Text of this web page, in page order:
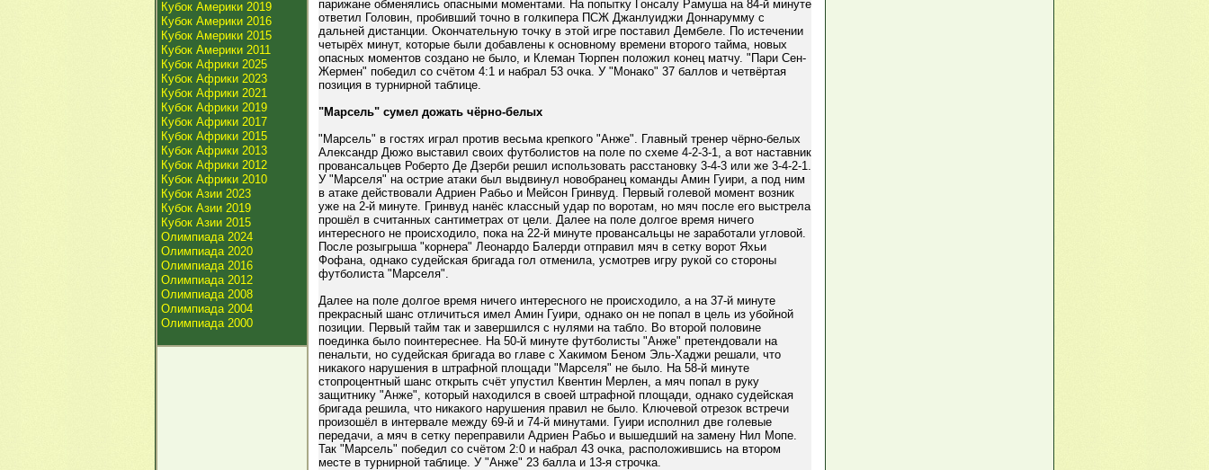
Кубок Америки 2019
Кубок Америки 2016
Кубок Америки 2015
Кубок Америки 2011
Кубок Африки 2025
Кубок Африки 2023
Кубок Африки 2021
Кубок Африки 2019
Кубок Африки 2017
Кубок Африки 2015
Кубок Африки 2013
Кубок Африки 2012
Кубок Африки 2010
Кубок Азии 2023
Кубок Азии 2019
Кубок Азии 2015
Олимпиада 2024
Олимпиада 2020
Олимпиада 2016
Олимпиада 2012
Олимпиада 2008
Олимпиада 2004
Олимпиада 2000
парижане обменялись опасными моментами. На попытку Гонсалу Рамуша на 84-й минуте
ответил Головин, пробивший точно в голкипера ПСЖ Джанлуиджи Доннарумму с
дальней дистанции. Окончательную точку в этой игре поставил Дембеле. По истечении
четырёх минут, которые были добавлены к основному времени второго тайма, новых
опасных моментов создано не было, и Клеман Тюрпен положил конец матчу. "Пари Сен-
Жермен" победил со счётом 4:1 и набрал 53 очка. У "Монако" 37 баллов и четвёртая
позиция в турнирной таблице.
"Марсель" сумел дожать чёрно-белых
"Марсель" в гостях играл против весьма крепкого "Анже". Главный тренер чёрно-белых
Александр Дюжо выставил своих футболистов на поле по схеме 4-2-3-1, а вот наставник
провансальцев Роберто Де Дзерби решил использовать расстановку 3-4-3 или же 3-4-2-1.
У "Марселя" на острие атаки был выдвинул новобранец команды Амин Гуири, а под ним
в атаке действовали Адриен Рабьо и Мейсон Гринвуд. Первый голевой момент возник
уже на 2-й минуте. Гринвуд нанёс классный удар по воротам, но мяч после его выстрела
прошёл в считанных сантиметрах от цели. Далее на поле долгое время ничего
интересного не происходило, пока на 22-й минуте провансальцы не заработали угловой.
После розыгрыша "корнера" Леонардо Балерди отправил мяч в сетку ворот Яхьи
Фофана, однако судейская бригада гол отменила, усмотрев игру рукой со стороны
футболиста "Марселя".
Далее на поле долгое время ничего интересного не происходило, а на 37-й минуте
прекрасный шанс отличиться имел Амин Гуири, однако он не попал в цель из убойной
позиции. Первый тайм так и завершился с нулями на табло. Во второй половине
поединка было поинтереснее. На 50-й минуте футболисты "Анже" претендовали на
пенальти, но судейская бригада во главе с Хакимом Беном Эль-Хаджи решали, что
никакого нарушения в штрафной площади "Марселя" не было. На 58-й минуте
стопроцентный шанс открыть счёт упустил Квентин Мерлен, а мяч попал в руку
защитнику "Анже", который находился в своей штрафной площади, однако судейская
бригада решила, что никакого нарушения правил не было. Ключевой отрезок встречи
произошёл в интервале между 69-й и 74-й минутами. Гуири исполнил две голевые
передачи, а мяч в сетку переправили Адриен Рабьо и вышедший на замену Нил Мопе.
Так "Марсель" победил со счётом 2:0 и набрал 43 очка, расположившись на втором
месте в турнирной таблице. У "Анже" 23 балла и 13-я строчка.